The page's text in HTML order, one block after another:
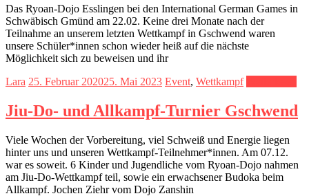
Das Ryoan-Dojo Esslingen bei den International German Games in
Schwäbisch Gmünd am 22.02. Keine drei Monate nach der
Teilnahme an unserem letzten Wettkampf in Gschwend waren
unsere Schüler*innen schon wieder heiß auf die nächste
Möglichkeit sich zu beweisen und ihr
Lara 25. Februar 202025. Mai 2023 Event, Wettkampf
Jiu-Do- und Allkampf-Turnier Gschwend
Viele Wochen der Vorbereitung, viel Schweiß und Energie liegen
hinter uns und unseren Wettkampf-Teilnehmer*innen. Am 07.12.
war es soweit. 6 Kinder und Jugendliche vom Ryoan-Dojo nahmen
am Jiu-Do-Wettkampf teil, sowie ein erwachsener Budoka beim
Allkampf. Jochen Ziehr vom Dojo Zanshin